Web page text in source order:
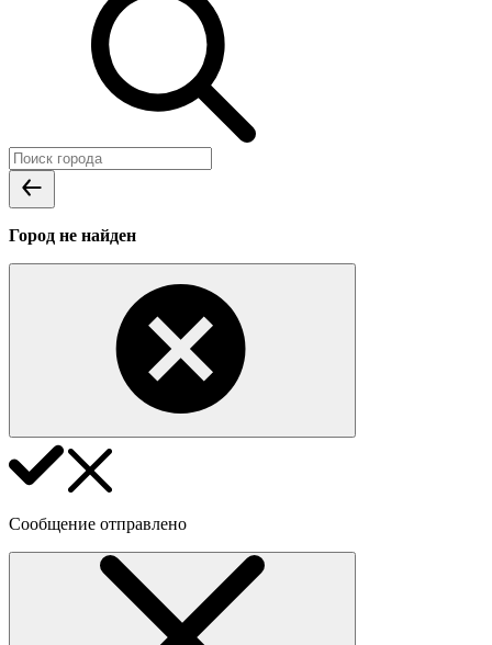
Город не найден
Сообщение отправлено